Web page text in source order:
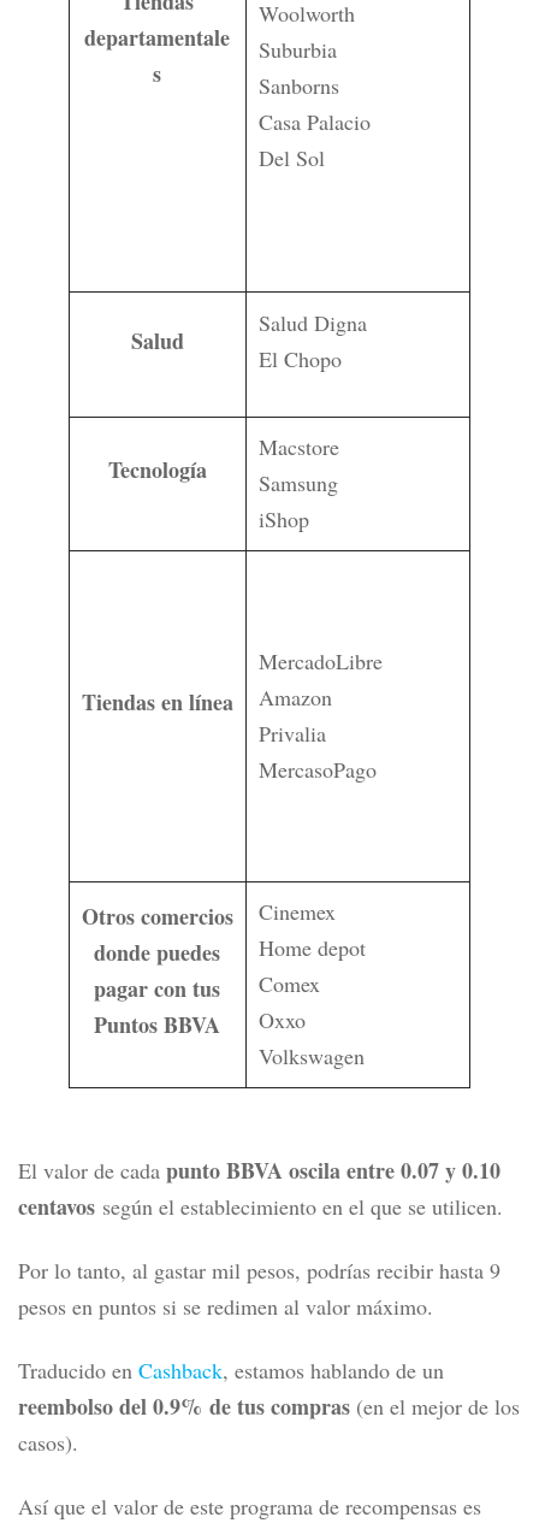
departamentale
s
Woolworth
Suburbia
Sanborns
Casa Palacio
Del Sol
Salud
Salud Digna
El Chopo
Tecnología
Macstore
Samsung
iShop
Tiendas en línea
MercadoLibre
Amazon
Privalia
MercasoPago
Otros comercios
donde puedes
pagar con tus
Puntos BBVA
Cinemex
Home depot
Comex
Oxxo
Volkswagen
El valor de cada punto BBVA oscila entre 0.07 y 0.10
centavos según el establecimiento en el que se utilicen.
Por lo tanto, al gastar mil pesos, podrías recibir hasta 9
pesos en puntos si se redimen al valor máximo.
Traducido en Cashback, estamos hablando de un
reembolso del 0.9% de tus compras (en el mejor de los
casos).
Así que el valor de este programa de recompensas es